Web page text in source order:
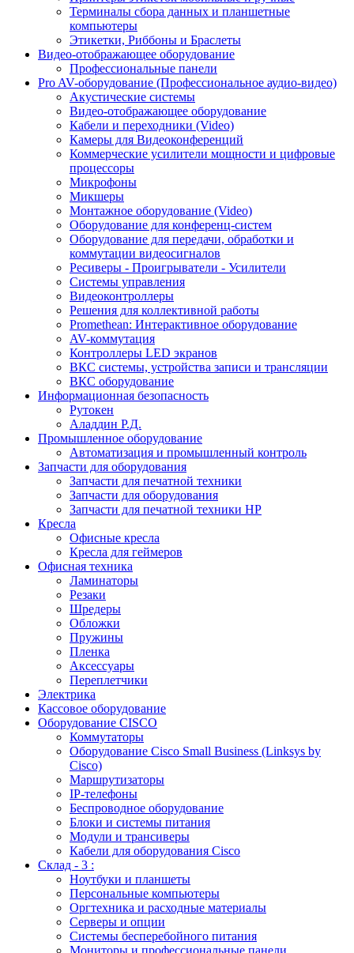
Терминалы сбора данных и планшетные
компьютеры
Этикетки, Риббоны и Браслеты
Видео-отображающее оборудование
Профессиональные панели
Pro AV-оборудование (Профессиональное аудио-видео)
Акустические системы
Видео-отображающее оборудование
Кабели и переходники (Video)
Камеры для Видеоконференций
Коммерческие усилители мощности и цифровые
процессоры
Микрофоны
Микшеры
Монтажное оборудование (Video)
Оборудование для конференц-систем
Оборудование для передачи, обработки и
коммутации видеосигналов
Ресиверы - Проигрыватели - Усилители
Системы управления
Видеоконтроллеры
Решения для коллективной работы
Promethean: Интерактивное оборудование
AV-коммутация
Контроллеры LED экранов
ВКС системы, устройства записи и трансляции
ВКС оборудование
Информационная безопасность
Рутокен
Аладдин Р.Д.
Промышленное оборудование
Автоматизация и промышленный контроль
Запчасти для оборудования
Запчасти для печатной техники
Запчасти для оборудования
Запчасти для печатной техники HP
Кресла
Офисные кресла
Кресла для геймеров
Офисная техника
Ламинаторы
Резаки
Шредеры
Обложки
Пружины
Пленка
Аксессуары
Переплетчики
Электрика
Кассовое оборудование
Оборудование CISCO
Коммутаторы
Оборудование Cisco Small Business (Linksys by
Cisco)
Маршрутизаторы
IP-телефоны
Беспроводное оборудование
Блоки и системы питания
Модули и трансиверы
Кабели для оборудования Cisco
Склад - 3 :
Ноутбуки и планшеты
Персональные компьютеры
Оргтехника и расходные материалы
Серверы и опции
Системы бесперебойного питания